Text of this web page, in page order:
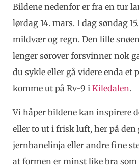
Bildene nedenfor er fra en tur
lørdag 14. mars. I dag søndag
mildvær og regn. Den lille
lenger sørover forsvinner nok
du sykle eller gå videre enda et
komme ut på Rv-9 i Kiledalen.
Vi håper bildene kan inspirere
eller to ut i frisk luft, her på den
jernbanelinja eller andre fine
at formen er minst like bra